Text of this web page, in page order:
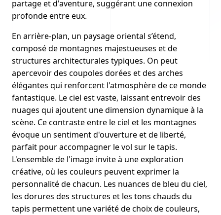
partage et d'aventure, suggérant une connexion
profonde entre eux.
En arrière-plan, un paysage oriental s’étend,
composé de montagnes majestueuses et de
structures architecturales typiques. On peut
apercevoir des coupoles dorées et des arches
élégantes qui renforcent l'atmosphère de ce monde
fantastique. Le ciel est vaste, laissant entrevoir des
nuages qui ajoutent une dimension dynamique à la
scène. Ce contraste entre le ciel et les montagnes
évoque un sentiment d'ouverture et de liberté,
parfait pour accompagner le vol sur le tapis.
L'ensemble de l'image invite à une exploration
créative, où les couleurs peuvent exprimer la
personnalité de chacun. Les nuances de bleu du ciel,
les dorures des structures et les tons chauds du
tapis permettent une variété de choix de couleurs,